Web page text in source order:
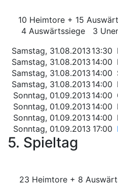
10 Heimtore + 15
4 Auswärtssiege 3
Samstag, 31.08.2013 13:30
Samstag, 31.08.2013 14:00
Samstag, 31.08.2013 14:00
Samstag, 31.08.2013 14:00
Sonntag, 01.09.2013 14:00
Sonntag, 01.09.2013 14:00
Sonntag, 01.09.2013 14:00
Sonntag, 01.09.2013 17:00
5. Spieltag
23 Heimtore + 8